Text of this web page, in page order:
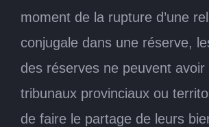
moment de la rupture d’une
conjugale dans une réserve,
des réserves ne peuvent
tribunaux provinciaux ou
de faire le partage de leurs